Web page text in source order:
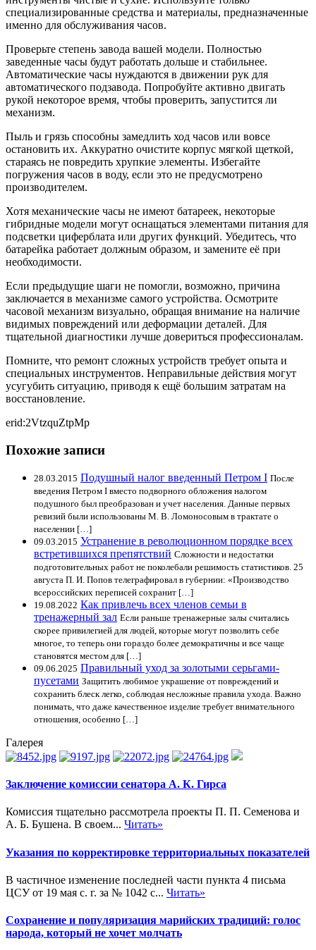
специализированные средства и материалы, предназначенные
именно для обслуживания часов.
Проверьте степень завода вашей модели. Полностью
заведенные часы будут работать дольше и стабильнее.
Автоматические часы нуждаются в движении рук для
автоматического подзавода. Попробуйте активно двигать
рукой некоторое время, чтобы проверить, запустится ли
механизм.
Пыль и грязь способны замедлить ход часов или вовсе
остановить их. Аккуратно очистите корпус мягкой щеткой,
стараясь не повредить хрупкие элементы. Избегайте
погружения часов в воду, если это не предусмотрено
производителем.
Хотя механические часы не имеют батареек, некоторые
гибридные модели могут оснащаться элементами питания для
подсветки циферблата или других функций. Убедитесь, что
батарейка работает должным образом, и замените её при
необходимости.
Если предыдущие шаги не помогли, возможно, причина
заключается в механизме самого устройства. Осмотрите
часовой механизм визуально, обращая внимание на наличие
видимых повреждений или деформации деталей. Для
тщательной диагностики лучше довериться профессионалам.
Помните, что ремонт сложных устройств требует опыта и
специальных инструментов. Неправильные действия могут
усугубить ситуацию, приводя к ещё большим затратам на
восстановление.
erid:2VtzquZtpMp
Похожие записи
28.03.2015 Подушный налог введенный Петром I После
введения Петром I вместо подворного обложения налогом
подушного был преобразован и учет населения. Данные первых
ревизий были использованы М. В. Ломоносовым в трактате о
населении […]
09.03.2015 Устранение в революционном порядке всех
встретившихся препятствий Сложности и недостатки
подготовительных работ не поколебали решимость статистиков. 25
августа П. И. Попов телеграфировал в губернии: «Производство
всероссийских переписей сохранит […]
19.08.2022 Как привлечь всех членов семьи в
тренажерный зал Если раньше тренажерные залы считались
скорее привилегией для людей, которые могут позволить себе
многое, то теперь они гораздо более демократичны и все чаще
становятся местом для […]
09.06.2025 Правильный уход за золотыми серьгами-
пусетами Защитить любимое украшение от повреждений и
сохранить блеск легко, соблюдая несложные правила ухода. Важно
понимать, что даже качественное изделие требует внимательного
отношения, особенно […]
Галерея
Заключение комиссии сенатора А. К. Гирса
Комиссия тщательно рассмотрела проекты П. П. Семенова и
А. Б. Бушена. В своем... Читать»
Указания по корректировке территориальных показателей
В частичное изменение последней части пункта 4 письма
ЦСУ от 19 мая с. г. за № 1042 с... Читать»
Сохранение и популяризация марийских традиций: голос
народа, который не хочет молчать